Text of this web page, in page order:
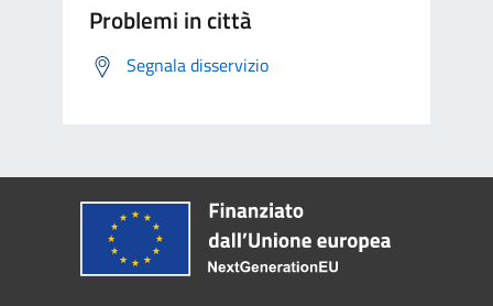
Problemi in città
Segnala disservizio